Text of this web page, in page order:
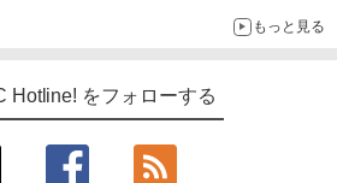
もっと見る
Hotline! をフォローする